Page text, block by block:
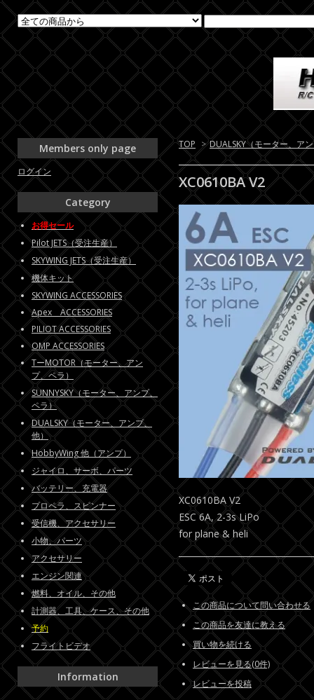
TOP > DUALSKY（モーター、ア
XC0610BA V2
XC0610BA V2
ESC 6A, 2-3s LiPo
for plane & heli
この商品について問い合わせる
この商品を友達に教える
買い物を続ける
レビューを見る(0件)
レビューを投稿
Members only page
ログイン
Category
お得セール
Pilot JETS（受注生産）
SKYWING JETS（受注生産）
機体キット
SKYWING ACCESSORIES
Apex ACCESSORIES
PILIOT ACCESSORIES
OMP ACCESSORIES
TーMOTOR（モーター、アン
プ、ペラ）
SUNNYSKY（モーター、アンプ、
ペラ）
DUALSKY（モーター、アンプ、
他）
HobbyWing 他（アンプ）
ジャイロ、サーボ、パーツ
バッテリー、充電器
プロペラ、スピンナー
受信機、アクセサリー
小物、パーツ
アクセサリー
エンジン関連
燃料、オイル、その他
計測器、工具、ケース、その他
予約
フライトビデオ
Information